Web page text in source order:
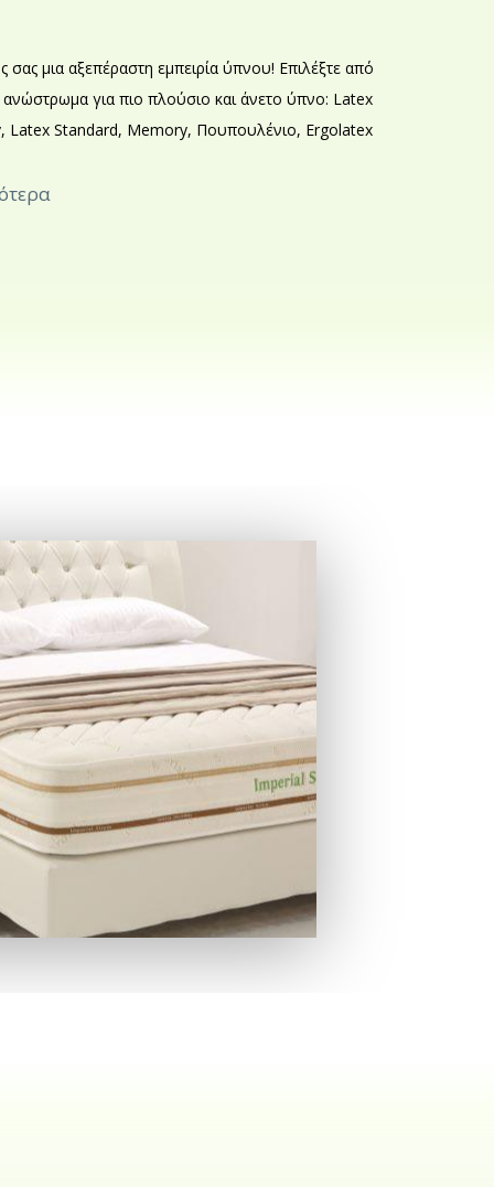
μια αξεπέραστη εμπειρία ύπνου! Επιλέξτε από
ανώστρωμα για πιο πλούσιο και άνετο ύπνο: Latex
Latex Standard, Memory, Πουπουλένιο, Ergolatex